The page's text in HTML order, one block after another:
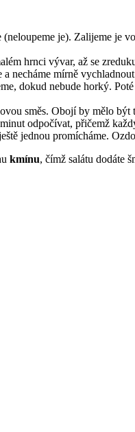
je). Zalijeme je
hrnci vývar, až se
necháme mírně
dokud nebude horký.
směs. Obojí by mělo
odpočívat, přičemž
jednou promícháme.
kmínu, čímž salátu dodáte